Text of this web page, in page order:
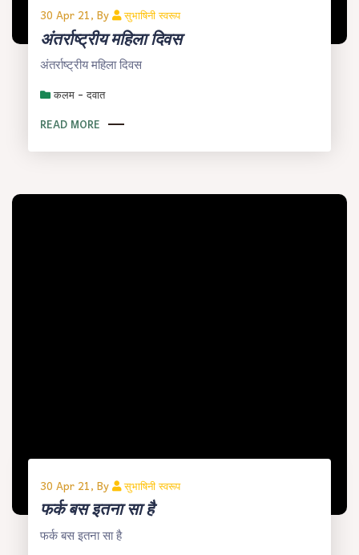
30 Apr 21, By सुभाषिनी स्वरूप
अंतर्राष्ट्रीय महिला दिवस
अंतर्राष्ट्रीय महिला दिवस
कलम - दवात
READ MORE
30 Apr 21, By सुभाषिनी स्वरूप
फर्क बस इतना सा है
फर्क बस इतना सा है